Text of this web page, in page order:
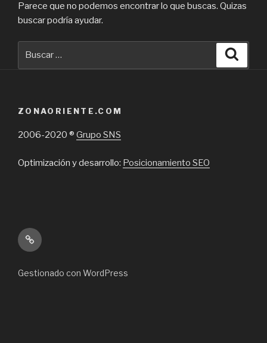
Parece que no podemos encontrar lo que buscas. Quizas
buscar podría ayudar.
ZONAORIENTE.COM
2006-2020 ® Grupo SNS
Optimización y desarrollo: Posicionamiento SEO
Inicio
Gestionado con WordPress